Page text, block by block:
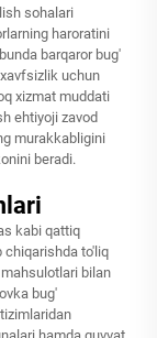
sohalari
haroratini
barqaror bug'
uchun
xizmat muddati
ehtiyoji zavod
murakkabligini
beradi.
kabi qattiq
chiqarishda to'liq
bilan
bug'